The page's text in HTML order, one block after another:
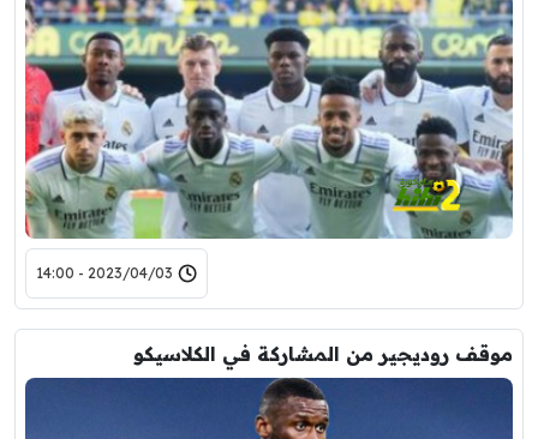
2023/04/03 - 14:00
موقف روديجير من المشاركة في الكلاسيكو